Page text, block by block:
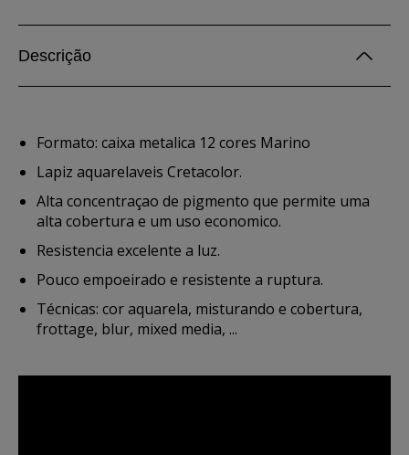
Descrição
Formato: caixa metalica 12 cores Marino
Lapiz aquarelaveis Cretacolor.
Alta concentraçao de pigmento que permite uma
alta cobertura e um uso economico.
Resistencia excelente a luz.
Pouco empoeirado e resistente a ruptura.
Técnicas: cor aquarela, misturando e cobertura,
frottage, blur, mixed media, ...